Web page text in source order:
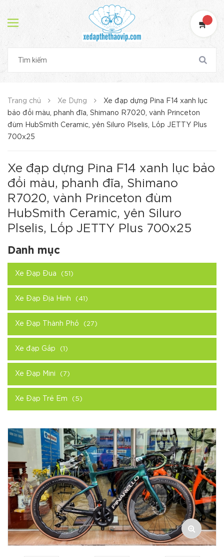
Trang chủ Xe Dựng
Xe đạp dựng Pina F14 xanh lục
bảo đổi màu, phanh đĩa, Shimano R7020, vành Princeton
đùm HubSmith Ceramic, yên Siluro Plselis, Lốp JETTY Plus
700x25
Xe đạp dựng Pina F14 xanh lục bảo
đổi màu, phanh đĩa, Shimano
R7020, vành Princeton đùm
HubSmith Ceramic, yên Siluro
Plselis, Lốp JETTY Plus 700x25
Danh mục
Xe Đạp Đua (51)
Xe Đạp Địa Hình (41)
Xe Đạp Thành Phố (27)
Xe đạp Gấp (1)
Xe Đạp Mini (7)
Xe Đạp Trẻ Em (5)